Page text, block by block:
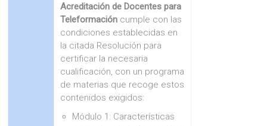
Acreditación de Docentes para
Teleformación cumple con las
condiciones establecidas en
la citada Resolución para
certificar la necesaria
cualificación, con un programa
de materias que recoge estos
contenidos exigidos:
Módulo 1: Características